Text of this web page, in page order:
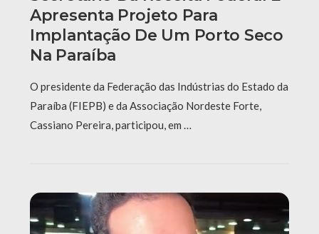
Apresenta Projeto Para
Implantação De Um Porto Seco
Na Paraíba
O presidente da Federação das Indústrias do Estado da
Paraíba (FIEPB) e da Associação Nordeste Forte,
Cassiano Pereira, participou, em …